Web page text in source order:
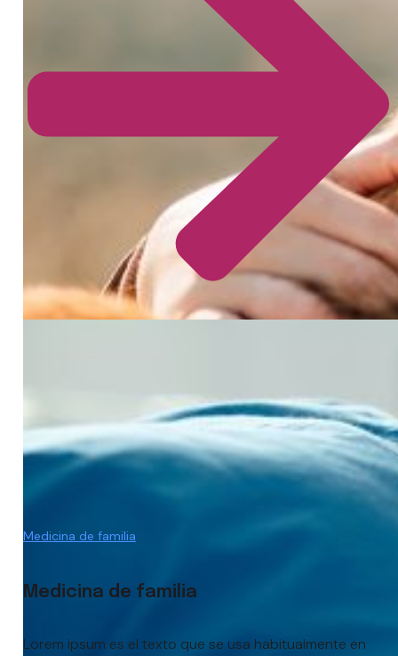
Medicina de familia
Medicina de familia
Lorem ipsum es el texto que se usa habitualmente en